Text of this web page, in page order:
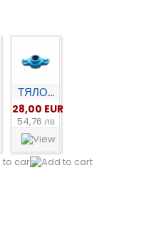
ТЯЛО...
28,00 EUR
54,76 лв